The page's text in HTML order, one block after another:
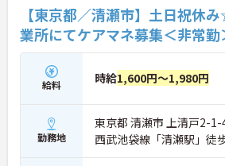
【東京都／清瀬市】土日祝休
業所にてケアマネ募集＜非常勤
給料 時給1,600円～1,980円
勤務地
東京都 清瀬市 上清戸2-1-
西武池袋線「清瀬駅」徒